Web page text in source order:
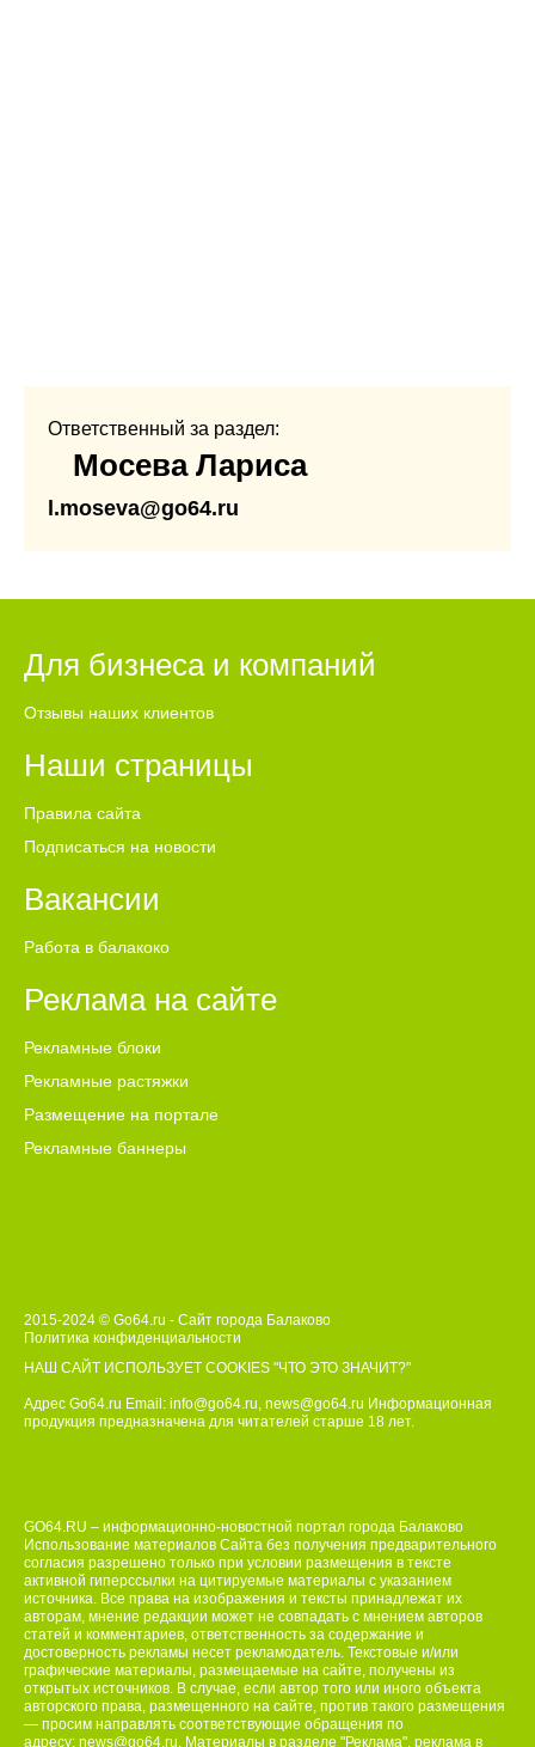
Ответственный за раздел:
Мосева Лариса
l.moseva@go64.ru
Для бизнеса и компаний
Отзывы наших клиентов
Наши страницы
Правила сайта
Подписаться на новости
Вакансии
Работа в балакоко
Реклама на сайте
Рекламные блоки
Рекламные растяжки
Размещение на портале
Рекламные баннеры
2015-2024 © Go64.ru - Сайт города Балаково
Политика конфиденциальности
НАШ САЙТ ИСПОЛЬЗУЕТ COOKIES "ЧТО ЭТО ЗНАЧИТ?"
Адрес Go64.ru Email: info@go64.ru, news@go64.ru Информационная
продукция предназначена для читателей старше 18 лет.
GO64.RU – информационно-новостной портал города Балаково
Использование материалов Сайта без получения предварительного
согласия разрешено только при условии размещения в тексте
активной гиперссылки на цитируемые материалы с указанием
источника. Все права на изображения и тексты принадлежат их
авторам, мнение редакции может не совпадать с мнением авторов
статей и комментариев, ответственность за содержание и
достоверность рекламы несет рекламодатель. Текстовые и/или
графические материалы, размещаемые на сайте, получены из
открытых источников. В случае, если автор того или иного объекта
авторского права, размещенного на сайте, против такого размещения
— просим направлять соответствующие обращения по
адресу: news@go64.ru. Материалы в разделе "Реклама", реклама в